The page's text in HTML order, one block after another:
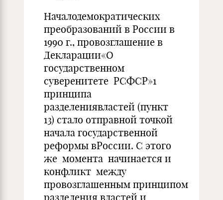
Началодемократических
преобразований в России в
1990 г., провозглашение в
Декларации«О
государственном
суверенитете РСФСР»1
принципа
разделениявластей (пункт
13) стало отправной точкой
начала государственной
реформы вРоссии. С этого
же момента начинается и
конфликт между
провозглашенным принципом
разделения властей и